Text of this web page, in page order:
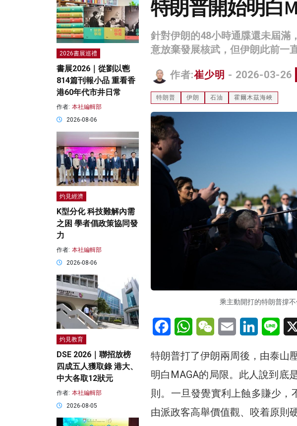
特朗普開始明白
針對伊朗的48小時通牒還未屆滿
意放棄發展核武，但伊朗此前一
作者:崔少明 - 2026-03-26
特朗普 伊朗 石油 霍爾木茲海峽
乘主動開打的特朗普撐
FacebookWhatsAppWeChatEmail LinkedInLine
特朗普打了伊朗兩周後，由泰山
明白MAGA的局限。此人說到底
則。一旦發覺實利上蝕多賺少
由派政客高舉價值觀、咬着原則
2026書展巡禮
書展2026｜從劉以鬯
814篇刊報小品 重看香
港60年代市井日常
作者: 本社編輯部
2026-08-06
灼見經濟
K型分化 科技難解內需
之困 學者倡政策協同發
力
作者: 本社編輯部
2026-08-06
灼見教育
DSE 2026｜聯招放榜
四成五人獲取錄 港大、
中大各取12狀元
作者: 本社編輯部
2026-08-05